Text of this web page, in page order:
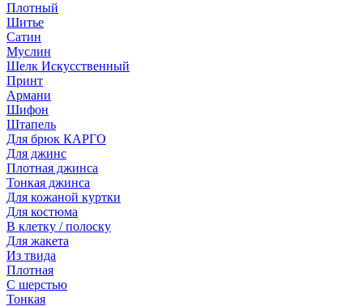
Плотный
Шитье
Сатин
Муслин
Шелк Искусственный
Принт
Армани
Шифон
Штапель
Для брюк КАРГО
Для джинс
Плотная джинса
Тонкая джинса
Для кожаной куртки
Для костюма
В клетку / полоску
Для жакета
Из твида
Плотная
С шерстью
Тонкая